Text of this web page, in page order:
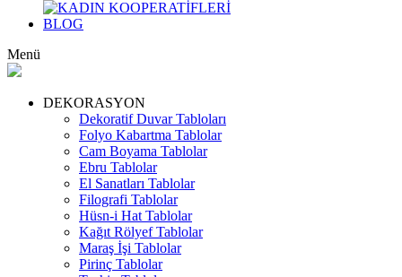
BLOG
Menü
DEKORASYON
Dekoratif Duvar Tabloları
Folyo Kabartma Tablolar
Cam Boyama Tablolar
Ebru Tablolar
El Sanatları Tablolar
Filografi Tablolar
Hüsn-i Hat Tablolar
Kağıt Rölyef Tablolar
Maraş İşi Tablolar
Pirinç Tablolar